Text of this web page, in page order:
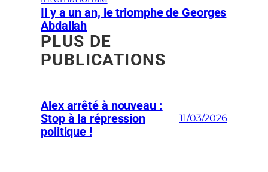
Il y a un an, le triomphe de Georges
Abdallah
PLUS DE
PUBLICATIONS
Alex arrêté à nouveau :
Stop à la répression
politique !
11/03/2026